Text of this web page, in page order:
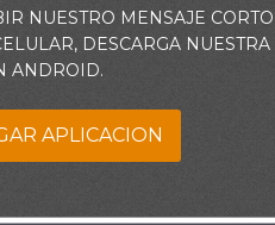
agotarse y las
Él, a soltar lo que no
desaparezcan de
NUESTRO MENSAJE CORTO
DESCARGA NUESTRA
ANDROID.
APLICACION